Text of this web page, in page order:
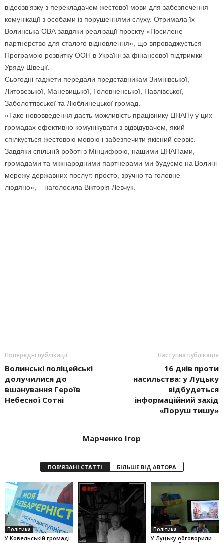
відеозвʼязку з перекладачем жестової мови для забезпечення
комунікації з особами із порушеннями слуху. Отримала їх
Волинська ОВА завдяки реалізації проєкту «Посилене
партнерство для сталого відновлення», що впроваджується
Програмою розвитку ООН в Україні за фінансової підтримки
Уряду Швеції.
Сьогодні гаджети передали представникам Зимнівської,
Литовезької, Маневицької, Головненської, Павлівської,
Заболоттівської та Люблинецької громад.
«Таке нововведення дасть можливість працівнику ЦНАПу у цих
громадах ефективно комунікувати з відвідувачем, який
спілкується жестовою мовою і забезпечити якісний сервіс.
Завдяки спільній роботі з Мінцифрою, нашими ЦНАПами,
громадами та міжнародними партнерами ми будуємо на Волині
мережу державних послуг: просто, зручно та головне –
людяно», – наголосила Вікторія Левчук.
Попередні публікації
Волинські поліцейські
долучилися до
вшанування Героїв
Небесної Сотні
Наступна публікація
16 днів проти
насильства: у Луцьку
відбудеться
інформаційний захід
«Поруш тишу»
Марченко Ігор
ПОВ'ЯЗАНІ СТАТТІ БІЛЬШЕ ВІД АВТОРА
Політика
У Ковельській громаді
Політика
У Луцьку обговорили